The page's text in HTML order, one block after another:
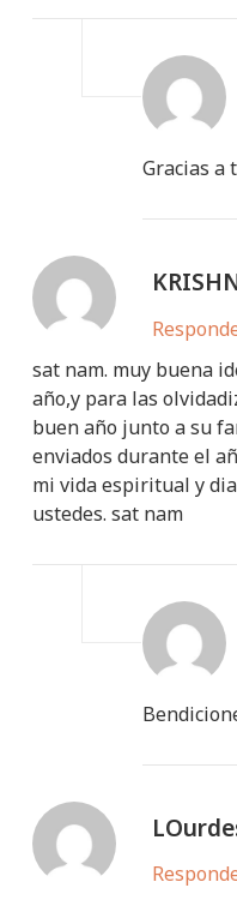
Gracias a
sat nam. muy buena
año,y para las
buen año junto a su
enviados durante el
mi vida espiritual y
ustedes. sat nam